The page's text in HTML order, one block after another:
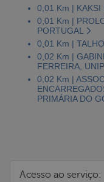
0,01 Km | KAKSI
0,01 Km |
PORTUGAL
0,01 Km |
0,02 Km |
FERREIRA,
0,02 Km |
PRIMÁRIA DO
Acesso ao serviço: